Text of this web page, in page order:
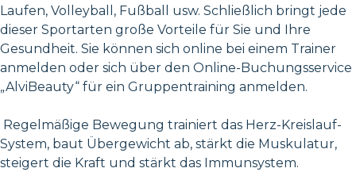
Laufen, Volleyball, Fußball usw. Schließlich bringt jede
dieser Sportarten große Vorteile für Sie und Ihre
Gesundheit. Sie können sich online bei einem Trainer
anmelden oder sich über den Online-Buchungsservice
„AlviBeauty“ für ein Gruppentraining anmelden.
Regelmäßige Bewegung trainiert das Herz-Kreislauf-
System, baut Übergewicht ab, stärkt die Muskulatur,
steigert die Kraft und stärkt das Immunsystem.